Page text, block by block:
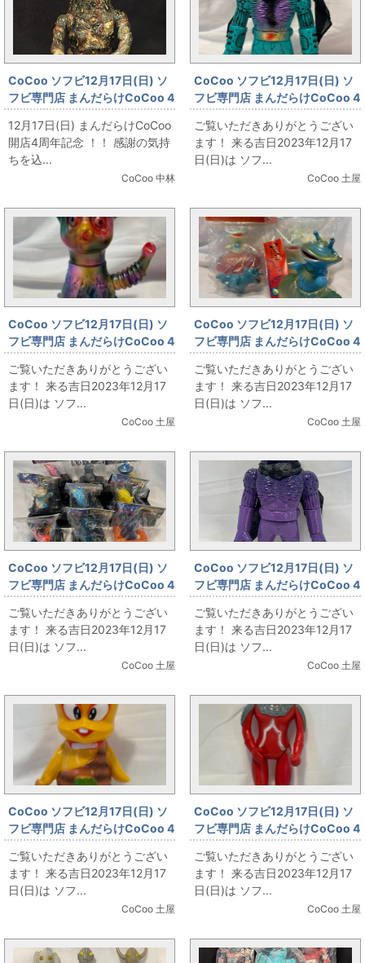
CoCoo ソフビ12月17日(日) ソ
フビ専門店 まんだらけCoCoo 4
周年記念 「Blood Guts Toys
izumonster 屍怪獣 Fresh Eater
Patient zero ver.」
12月17日(日) まんだらけCoCoo
開店4周年記念 ！！ 感謝の気持
ちを込...
CoCoo 中林
CoCoo ソフビ12月17日(日) ソ
フビ専門店 まんだらけCoCoo 4
周年記念 ☆真頭不滅
☆「REALHEAD エイリマン 緑
成型」
ご覧いただきありがとうござい
ます！ 来る吉日2023年12月17
日(日)は ソフ...
CoCoo 土屋
CoCoo ソフビ12月17日(日) ソ
フビ専門店 まんだらけCoCoo 4
周年記念 「IZUMONSTER ピポ
パバンビ One off」
ご覧いただきありがとうござい
ます！ 来る吉日2023年12月17
日(日)は ソフ...
CoCoo 土屋
CoCoo ソフビ12月17日(日) ソ
フビ専門店 まんだらけCoCoo 4
周年記念 「TOYGRAPH カネゴ
ン各種！！！」
ご覧いただきありがとうござい
ます！ 来る吉日2023年12月17
日(日)は ソフ...
CoCoo 土屋
CoCoo ソフビ12月17日(日) ソ
フビ専門店 まんだらけCoCoo 4
周年記念 「TOYGRAPH 怪獣レ
ーサー各種大集合！！！」
ご覧いただきありがとうござい
ます！ 来る吉日2023年12月17
日(日)は ソフ...
CoCoo 土屋
CoCoo ソフビ12月17日(日) ソ
フビ専門店 まんだらけCoCoo 4
周年記念 ☆真頭不滅
☆「REALHEAD カオスマン1号
しぇふ染め/紫 黒マフラー」
ご覧いただきありがとうござい
ます！ 来る吉日2023年12月17
日(日)は ソフ...
CoCoo 土屋
CoCoo ソフビ12月17日(日) ソ
フビ専門店 まんだらけCoCoo 4
周年記念 「OMOコーポレーシ
ョン／『どんがら三銃士』かみ
なりドンドン」
ご覧いただきありがとうござい
ます！ 来る吉日2023年12月17
日(日)は ソフ...
CoCoo 土屋
CoCoo ソフビ12月17日(日) ソ
フビ専門店 まんだらけCoCoo 4
周年記念 「パチウルトラセブン
スタンダードサイズ」
ご覧いただきありがとうござい
ます！ 来る吉日2023年12月17
日(日)は ソフ...
CoCoo 土屋